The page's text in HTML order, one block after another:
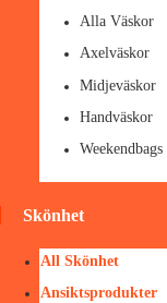
Alla Väskor
Axelväskor
Midjeväskor
Handväskor
Weekendbags
Skönhet
All Skönhet
Ansiktsprodukter